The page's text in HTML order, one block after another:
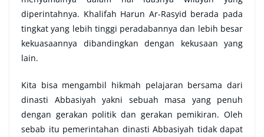
diperintahnya. Khalifah Harun Ar-Rasyid berada pada
tingkat yang lebih tinggi peradabannya dan lebih besar
kekuasaannya dibandingkan dengan kekusaan yang
lain.
Kita bisa mengambil hikmah pelajaran bersama dari
dinasti Abbasiyah yakni sebuah masa yang penuh
dengan gerakan politik dan gerakan pemikiran. Oleh
sebab itu pemerintahan dinasti Abbasiyah tidak dapat